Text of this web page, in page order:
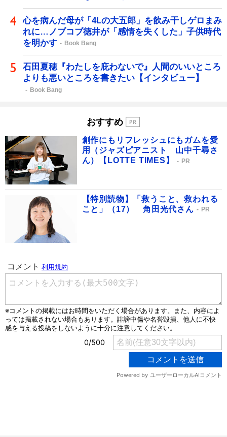
心を病んだ母が「4Lの大五郎」を飲み干しゲロまみ
れに…ノブコブ徳井が「感情を失くした」子供時代
を明かす
Book Bang
石田夏穂『わたしを庇わないで』人間のいいところ
よりも悪いところを書きたい【インタビュー】
Book Bang
おすすめ
創作にもリフレッシュにもガムを愛
用（ジャズピアニスト 山中千尋さ
ん）【LOTTE TIMES】
PR
【特別読物】「救うこと、救われる
こと」（17） 角田光代さん
PR